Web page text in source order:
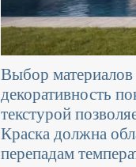
Выбор материалов
декоративность
текстурой
Краска должна
перепадам